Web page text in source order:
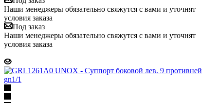
Наши менеджеры обязательно свяжутся с вами и уточнят
условия заказа
Под заказ
Наши менеджеры обязательно свяжутся с вами и уточнят
условия заказа